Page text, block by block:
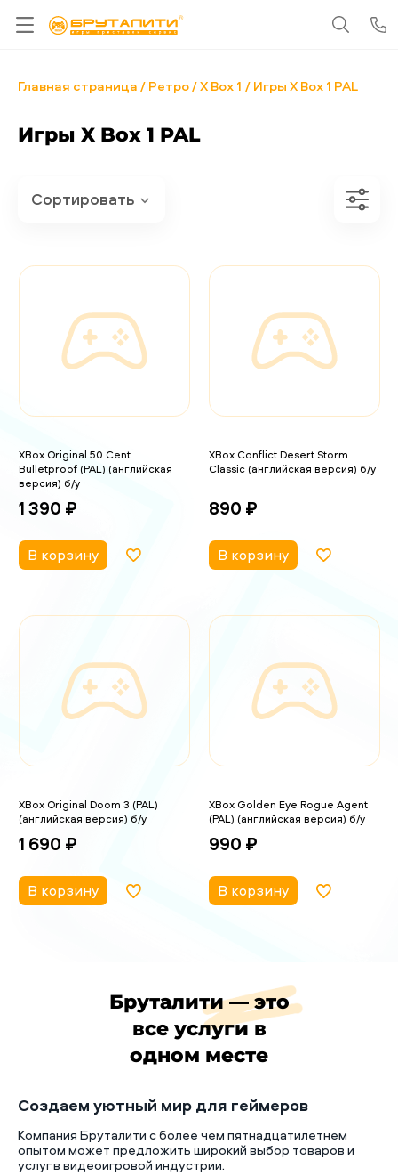
Главная страница Ретро X Box 1 Игры X Box 1 PAL
Игры X Box 1 PAL
XBox Original 50 Cent
Bulletproof (PAL) (английская
версия) б/у
1 390 ₽
В корзину
XBox Conflict Desert Storm
Classic (английская версия) б/у
890 ₽
В корзину
XBox Original Doom 3 (PAL)
(английская версия) б/у
1 690 ₽
В корзину
XBox Golden Eye Rogue Agent
(PAL) (английская версия) б/у
990 ₽
В корзину
Бруталити — это
все услуги в
одном месте
Создаем уютный мир для геймеров
Компания Бруталити с более чем пятнадцатилетнем
опытом может предложить широкий выбор товаров и
услуг в видеоигровой индустрии.